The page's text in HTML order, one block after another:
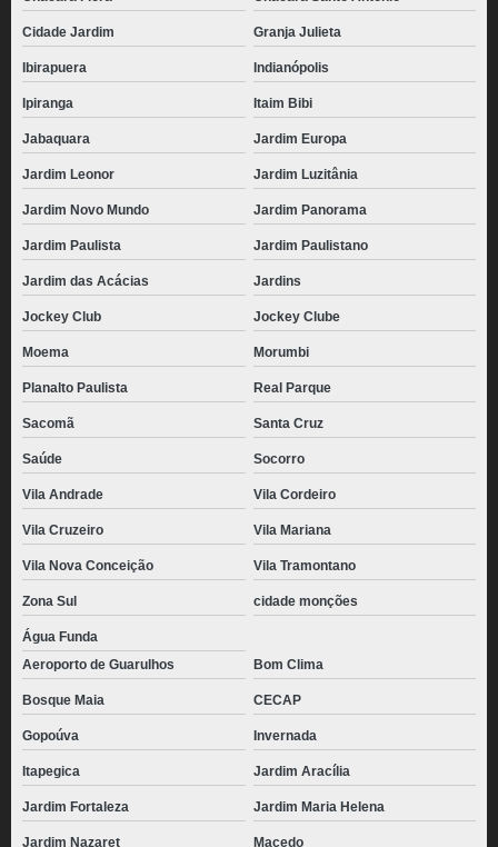
Cidade Jardim Granja Julieta
Ibirapuera Indianópolis
Ipiranga Itaim Bibi
Jabaquara Jardim Europa
Jardim Leonor Jardim Luzitânia
Jardim Novo Mundo Jardim Panorama
Jardim Paulista Jardim Paulistano
Jardim das Acácias Jardins
Jockey Club Jockey Clube
Moema Morumbi
Planalto Paulista Real Parque
Sacomã Santa Cruz
Saúde Socorro
Vila Andrade Vila Cordeiro
Vila Cruzeiro Vila Mariana
Vila Nova Conceição Vila Tramontano
Zona Sul cidade monções
Água Funda
Aeroporto de Guarulhos
Bom Clima
Bosque Maia CECAP
Gopoúva Invernada
Itapegica Jardim Aracília
Jardim Fortaleza Jardim Maria Helena
Jardim Nazaret Macedo